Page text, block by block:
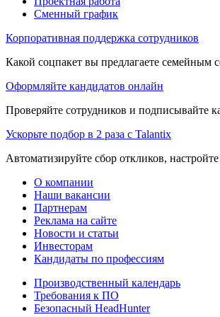
Сменный график
Корпоративная поддержка сотрудников
Какой соцпакет вы предлагаете семейным
Оформляйте кандидатов онлайн
Проверяйте сотрудников и подписывайте
Ускорьте подбор в 2 раза с Talantix
Автоматизируйте сбор откликов,
О компании
Наши вакансии
Партнерам
Реклама на сайте
Новости и статьи
Инвесторам
Кандидаты по профессиям
Производственный календарь
Требования к ПО
Безопасный HeadHunter